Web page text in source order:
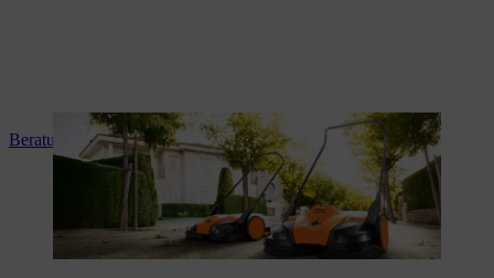
Beratung und Produkteinweisung